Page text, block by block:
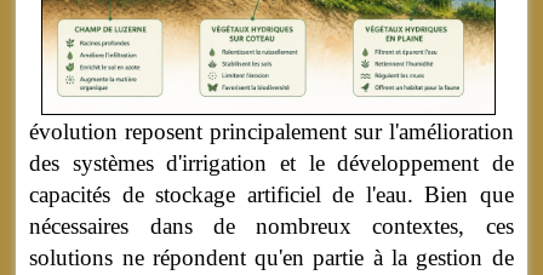
évolution reposent principalement sur l'amélioration
des systèmes d'irrigation et le développement de
capacités de stockage artificiel de l'eau. Bien que
nécessaires dans de nombreux contextes, ces
solutions ne répondent qu'en partie à la gestion de